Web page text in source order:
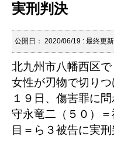
実刑判決
公開日： 2020/06/19 : 最終更
北九州市八幡西区
女性が刃物で切り
１９日、傷害罪に
守永竜二（５０）
目＝ら３被告に実